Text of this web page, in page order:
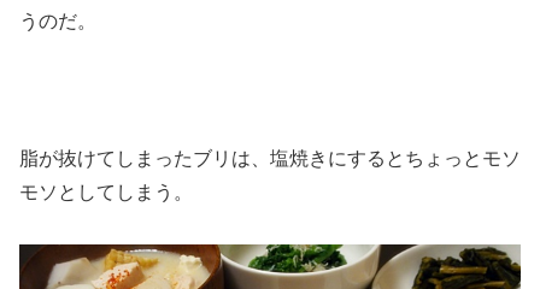
うのだ。
脂が抜けてしまったブリは、塩焼きにするとちょっとモソ
モソとしてしまう。